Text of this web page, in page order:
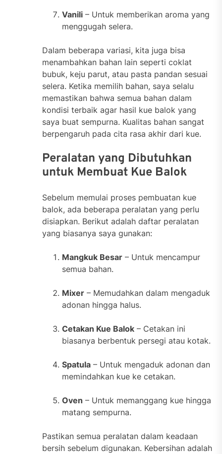
Vanili – Untuk memberikan aroma yang
menggugah selera.
Dalam beberapa variasi, kita juga bisa
menambahkan bahan lain seperti coklat
bubuk, keju parut, atau pasta pandan sesuai
selera. Ketika memilih bahan, saya selalu
memastikan bahwa semua bahan dalam
kondisi terbaik agar hasil kue balok yang
saya buat sempurna. Kualitas bahan sangat
berpengaruh pada cita rasa akhir dari kue.
Peralatan yang Dibutuhkan
untuk Membuat Kue Balok
Sebelum memulai proses pembuatan kue
balok, ada beberapa peralatan yang perlu
disiapkan. Berikut adalah daftar peralatan
yang biasanya saya gunakan:
Mangkuk Besar – Untuk mencampur
semua bahan.
Mixer – Memudahkan dalam mengaduk
adonan hingga halus.
Cetakan Kue Balok – Cetakan ini
biasanya berbentuk persegi atau kotak.
Spatula – Untuk mengaduk adonan dan
memindahkan kue ke cetakan.
Oven – Untuk memanggang kue hingga
matang sempurna.
Pastikan semua peralatan dalam keadaan
bersih sebelum digunakan. Kebersihan adalah